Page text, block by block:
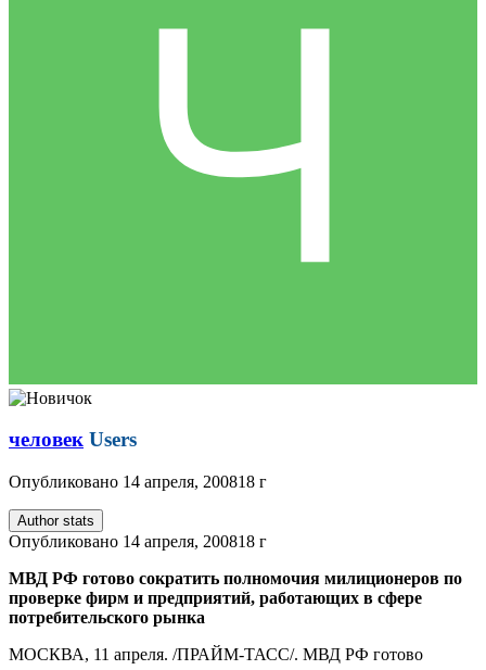
человек Users
Опубликовано 14 апреля, 200818 г
Author stats
Опубликовано 14 апреля, 200818 г
МВД РФ готово сократить полномочия милиционеров по
проверке фирм и предприятий, работающих в сфере
потребительского рынка
МОСКВА, 11 апреля. /ПРАЙМ-ТАСС/. МВД РФ готово